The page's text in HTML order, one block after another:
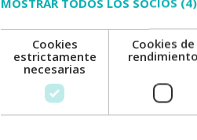
Cookies
estrictamente
necesarias
Cookies de
rendimiento